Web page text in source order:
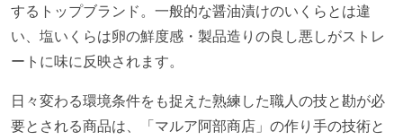
するトップブランド。一般的な醤油漬けのいくらとは違
い、塩いくらは卵の鮮度感・製品造りの良し悪しがストレ
ートに味に反映されます。
日々変わる環境条件をも捉えた熟練した職人の技と勘が必
要とされる商品は、「マルア阿部商店」の作り手の技術と